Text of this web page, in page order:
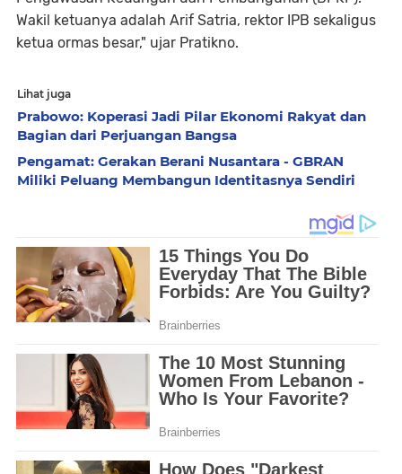
Wakil ketuanya adalah Arif Satria, rektor IPB sekaligus
ketua ormas besar," ujar Pratikno.
Lihat juga
Prabowo: Koperasi Jadi Pilar Ekonomi Rakyat dan
Bagian dari Perjuangan Bangsa
Pengamat: Gerakan Berani Nusantara - GBRAN
Miliki Peluang Membangun Identitasnya Sendiri